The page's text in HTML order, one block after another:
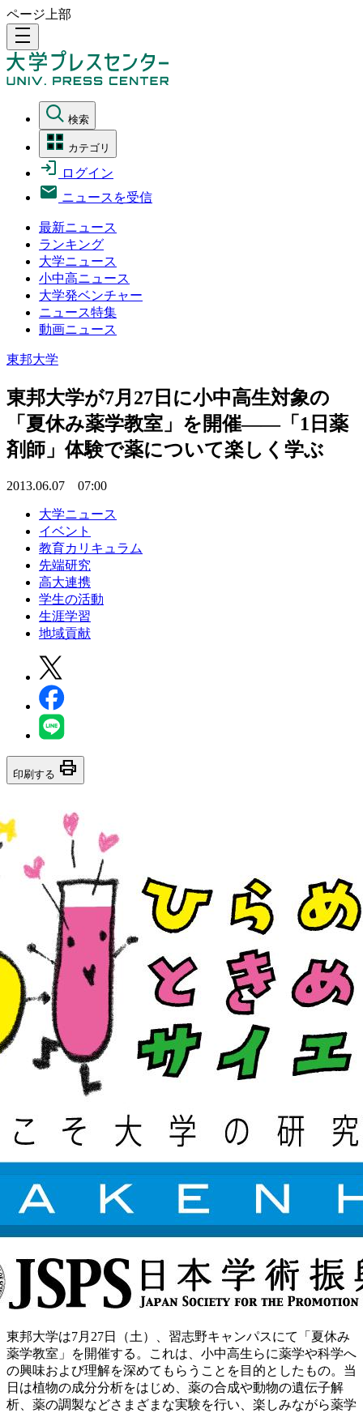
ページ上部
density_medium
検索
カテゴリ
ログイン
ニュースを受信
最新ニュース
ランキング
大学ニュース
小中高ニュース
大学発ベンチャー
ニュース特集
動画ニュース
東邦大学
東邦大学が7月27日に小中高生対象の
「夏休み薬学教室」を開催――「1日薬
剤師」体験で薬について楽しく学ぶ
2013.06.07 07:00
大学ニュース
イベント
教育カリキュラム
先端研究
高大連携
学生の活動
生涯学習
地域貢献
印刷する print
東邦大学は7月27日（土）、習志野キャンパスにて「夏休み
薬学教室」を開催する。これは、小中高生らに薬学や科学へ
の興味および理解を深めてもらうことを目的としたもの。当
日は植物の成分分析をはじめ、薬の合成や動物の遺伝子解
析、薬の調製などさまざまな実験を行い、楽しみながら薬学